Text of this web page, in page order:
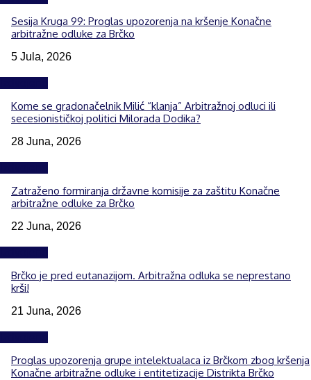
Sesija Kruga 99: Proglas upozorenja na kršenje Konačne
arbitražne odluke za Brčko
5 Jula, 2026
Kome se gradonačelnik Milić “klanja” Arbitražnoj odluci ili
secesionističkoj politici Milorada Dodika?
28 Juna, 2026
Zatraženo formiranja državne komisije za zaštitu Konačne
arbitražne odluke za Brčko
22 Juna, 2026
Brčko je pred eutanazijom. Arbitražna odluka se neprestano
krši!
21 Juna, 2026
Proglas upozorenja grupe intelektualaca iz Brčkom zbog kršenja
Konačne arbitražne odluke i entitetizacije Distrikta Brčko